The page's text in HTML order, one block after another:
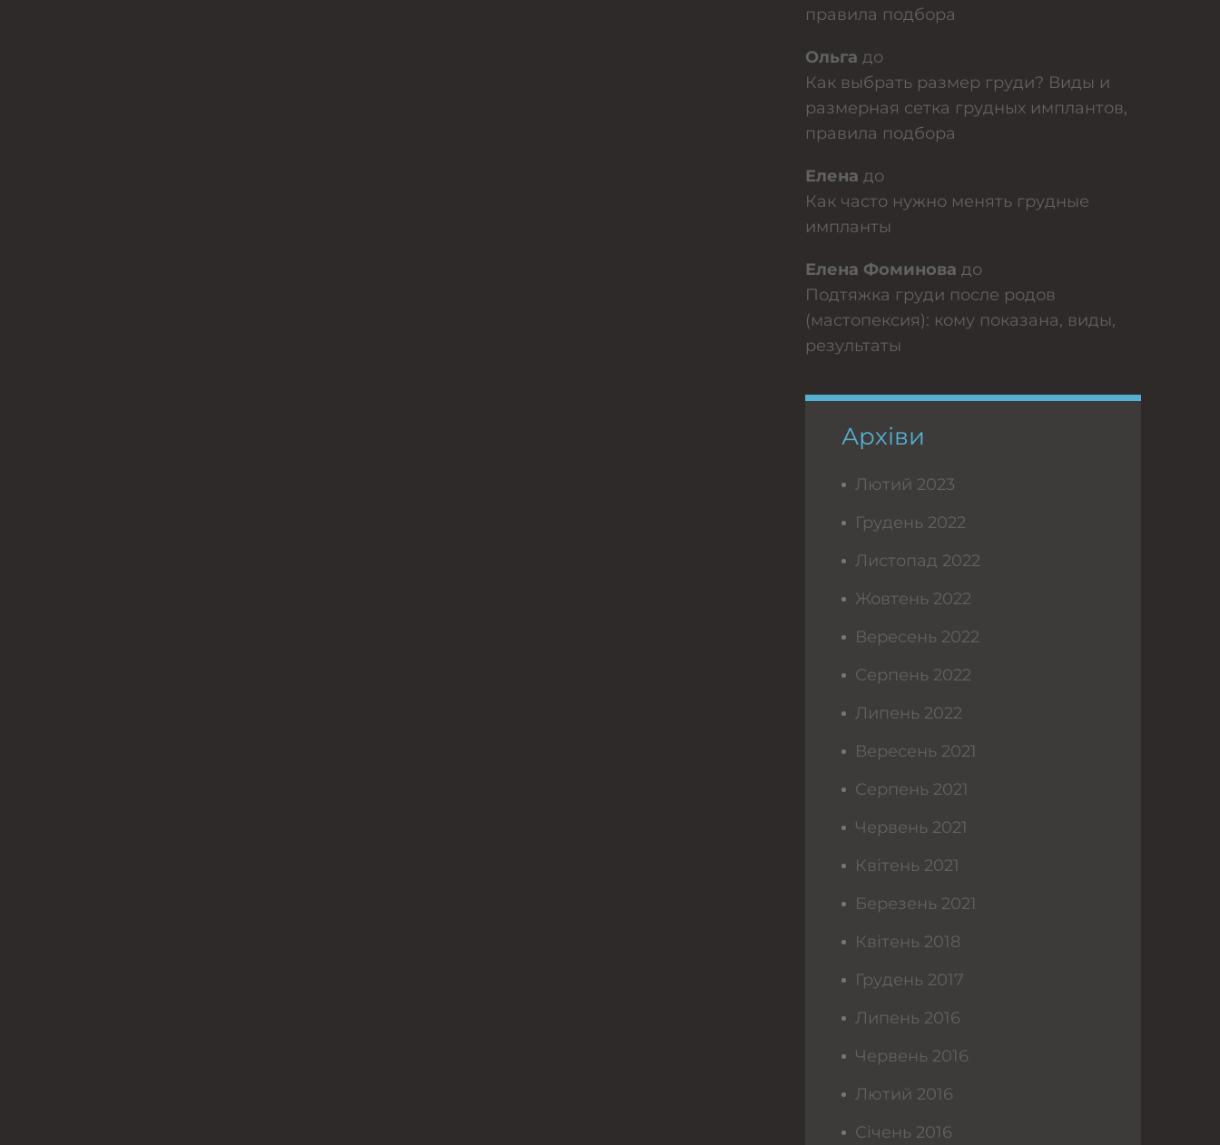
правила подбора
Ольга до
Как выбрать размер груди? Виды и
размерная сетка грудных имплантов,
правила подбора
Елена до
Как часто нужно менять грудные
импланты
Елена Фоминова до
Подтяжка груди после родов
(мастопексия): кому показана, виды,
результаты
Архіви
Лютий 2023
Грудень 2022
Листопад 2022
Жовтень 2022
Вересень 2022
Серпень 2022
Липень 2022
Вересень 2021
Серпень 2021
Червень 2021
Квітень 2021
Березень 2021
Квітень 2018
Грудень 2017
Липень 2016
Червень 2016
Лютий 2016
Січень 2016